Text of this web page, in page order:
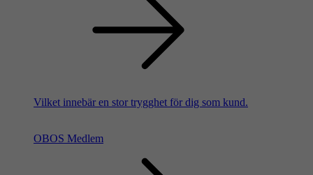
Vilket innebär en stor trygghet för dig som kund.
OBOS Medlem